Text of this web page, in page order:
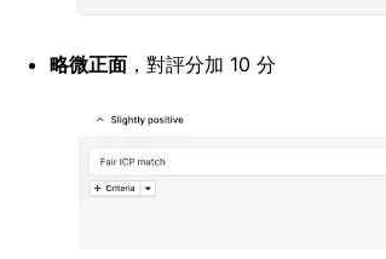
略微正面 ，對評分加 10 分